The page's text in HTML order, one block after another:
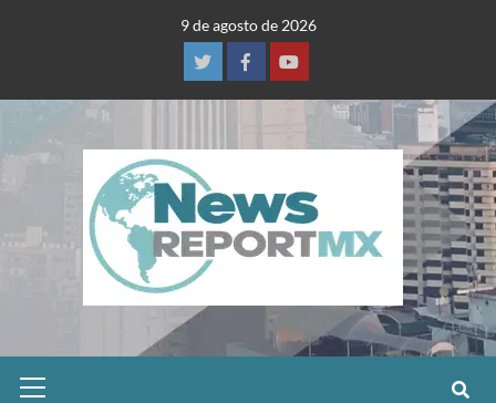
9 de agosto de 2026
TwitterFacebookYoutube
Menu